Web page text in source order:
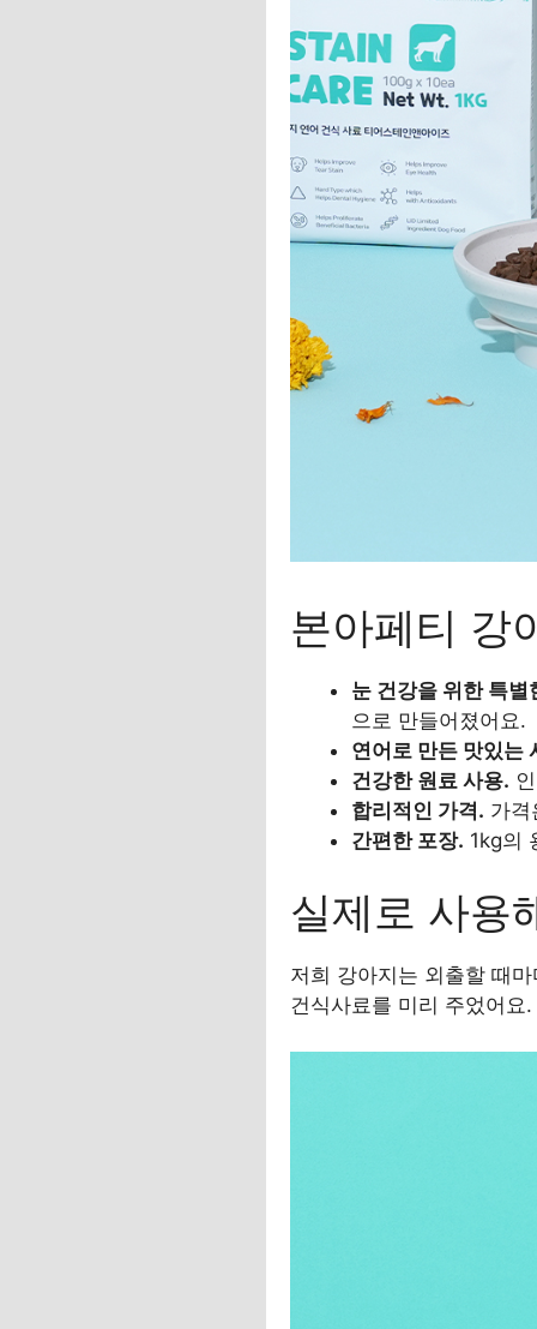
본아페티 강
눈 건강을 위한 특별
으로 만들어졌어요.
연어로 만든 맛있는
건강한 원료 사용.
합리적인 가격. 가
간편한 포장. 1kg의
실제로 사용
저희 강아지는 외출할 때
건식사료를 미리 주었어요